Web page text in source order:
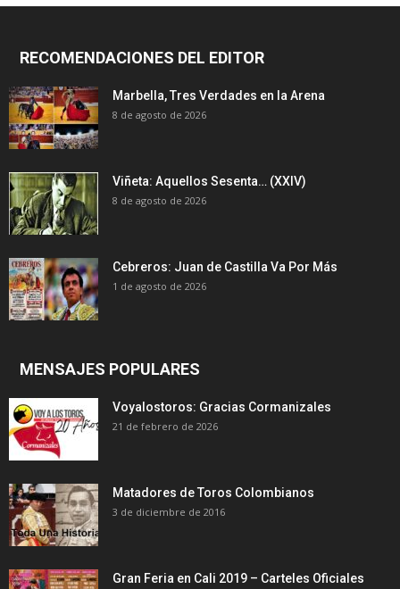
RECOMENDACIONES DEL EDITOR
Marbella, Tres Verdades en la Arena
8 de agosto de 2026
Viñeta: Aquellos Sesenta… (XXIV)
8 de agosto de 2026
Cebreros: Juan de Castilla Va Por Más
1 de agosto de 2026
MENSAJES POPULARES
Voyalostoros: Gracias Cormanizales
21 de febrero de 2026
Matadores de Toros Colombianos
3 de diciembre de 2016
Gran Feria en Cali 2019 – Carteles Oficiales